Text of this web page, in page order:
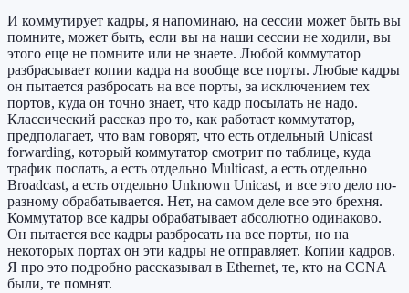
И коммутирует кадры, я напоминаю, на сессии может быть вы
помните, может быть, если вы на наши сессии не ходили, вы
этого еще не помните или не знаете. Любой коммутатор
разбрасывает копии кадра на вообще все порты. Любые кадры
он пытается разбросать на все порты, за исключением тех
портов, куда он точно знает, что кадр посылать не надо.
Классический рассказ про то, как работает коммутатор,
предполагает, что вам говорят, что есть отдельный Unicast
forwarding, который коммутатор смотрит по таблице, куда
трафик послать, а есть отдельно Multicast, а есть отдельно
Broadcast, а есть отдельно Unknown Unicast, и все это дело по-
разному обрабатывается. Нет, на самом деле все это брехня.
Коммутатор все кадры обрабатывает абсолютно одинаково.
Он пытается все кадры разбросать на все порты, но на
некоторых портах он эти кадры не отправляет. Копии кадров.
Я про это подробно рассказывал в Ethernet, те, кто на CCNA
были, те помнят.